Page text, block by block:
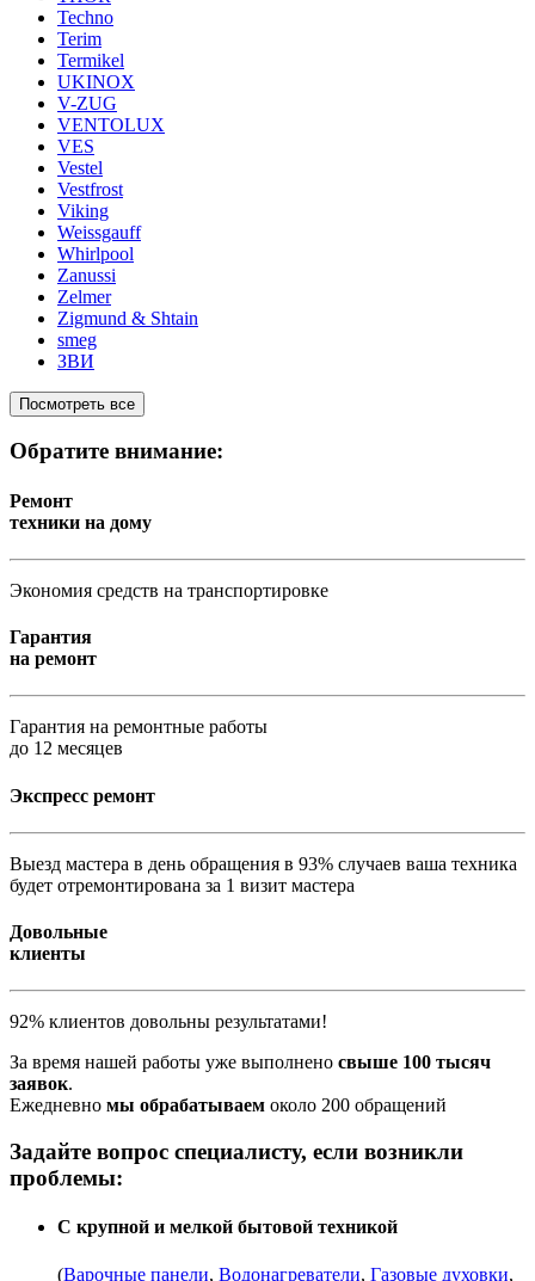
Techno
Terim
Termikel
UKINOX
V-ZUG
VENTOLUX
VES
Vestel
Vestfrost
Viking
Weissgauff
Whirlpool
Zanussi
Zelmer
Zigmund & Shtain
smeg
ЗВИ
Посмотреть все
Обратите внимание:
Ремонт
техники на дому
Экономия средств на транспортировке
Гарантия
на ремонт
Гарантия на ремонтные работы
до 12 месяцев
Экспресс ремонт
Выезд мастера в день обращения в 93% случаев ваша техника
будет отремонтирована за 1 визит мастера
Довольные
клиенты
92% клиентов довольны результатами!
За время нашей работы уже выполнено свыше 100 тысяч
заявок.
Ежедневно мы обрабатываем около 200 обращений
Задайте вопрос специалисту, если возникли
проблемы:
С крупной и мелкой бытовой техникой
(Варочные панели, Водонагреватели, Газовые духовки,